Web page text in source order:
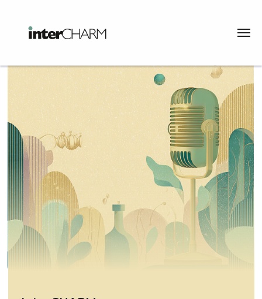
InterCHARM
Программа мероприятий